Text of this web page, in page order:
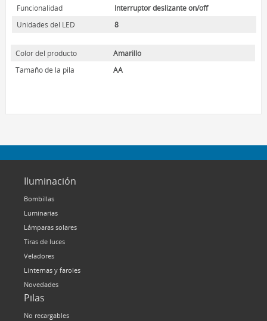
SUNBEAM
ENVIRO-BULB
HOME LUMINAIRE OUTDOOR
Funcionalidad
Interruptor deslizante on/off
Unidades del LED
8
Color del producto
Amarillo
Tamaño de la pila
AA
Iluminación
Bombillas
Luminarias
Lámparas solares
Tiras de luces
Veladores
Linternas y faroles
Novedades
Pilas
No recargables